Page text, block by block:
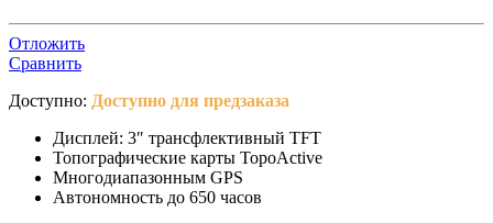
Отложить
Сравнить
Доступно: Доступно для предзаказа
Дисплей: 3″ трансфлективный TFT
Топографические карты TopoActive
Многодиапазонным GPS
Автономность до 650 часов